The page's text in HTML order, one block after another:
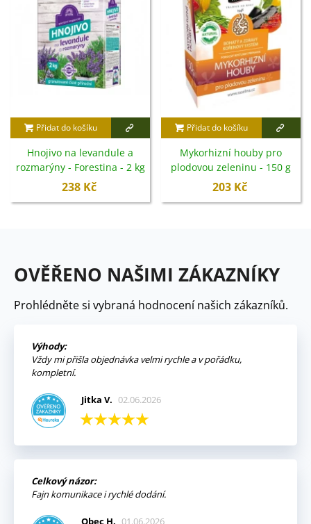
Přidat do košíku
Hnojivo na levandule a
rozmarýny - Forestina - 2 kg
238 Kč
Přidat do košíku
Mykorhizní houby pro
plodovou zeleninu - 150 g
203 Kč
OVĚŘENO NAŠIMI ZÁKAZNÍKY
Prohlédněte si vybraná hodnocení našich zákazníků.
Výhody:
Vždy mi přišla objednávka velmi rychle a v pořádku,
kompletní.
Jitka V. 02.06.2026
Celkový názor:
Fajn komunikace i rychlé dodání.
Obec H. 01.06.2026